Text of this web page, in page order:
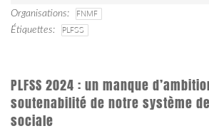
Organisations
FNMF
Étiquettes
PLFSS
PLFSS 2024 : un manque
soutenabilité de notre système
sociale